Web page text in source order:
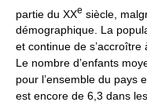
partie du XXe siècle,
démographique. La
et continue de s’accroître
Le nombre d’enfants
pour l’ensemble du pays
est encore de 6,3 dans